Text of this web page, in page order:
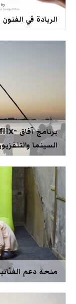
الريادة في الفنون
السينما
منحة دعم